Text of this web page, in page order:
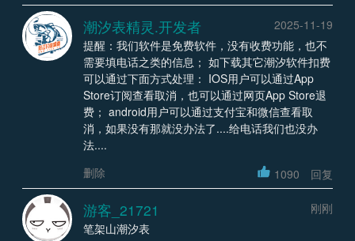
潮汐表精灵.开发者
2025-11-19
提醒：我们软件是免费软件，没有收费功能，也不
需要填电话之类的信息； 如下载其它潮汐软件扣费
可以通过下面方式处理： IOS用户可以通过App
Store订阅查看取消，也可以通过网页App Store退
费； android用户可以通过支付宝和微信查看取
消，如果没有那就没办法了....给电话我们也没办
法....
删除
1090 回复
游客_21721
刚刚
笔架山潮汐表